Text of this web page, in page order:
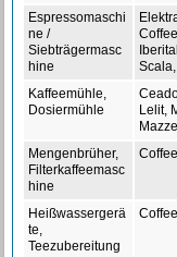
Espressomaschi
ne /
Siebträgermasc
hine
Kaffeemühle,
Dosiermühle
Lelit,
Mengenbrüher,
Filterkaffeemasc
hine
Heißwassergerä
te,
Teezubereitung